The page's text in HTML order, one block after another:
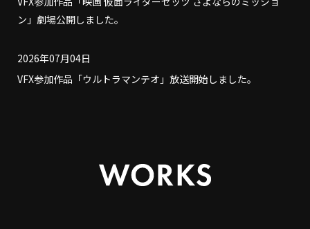
ン」劇場公開しました。
2026年07月04日
VFX参加作品「ウルトラマンテオ」放送開始しました。